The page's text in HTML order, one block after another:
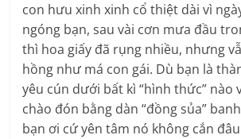
con hưu xinh xinh cổ thiệt dài vì
ngóng bạn, sau vài cơn mưa đầu
thì hoa giấy đã rụng nhiều, nhưng
hồng như má con gái. Dù bạn là
yêu cún dưới bất kì “hình thức” nào
chào đón bằng dàn “đồng sủa”
bạn ơi cứ yên tâm nó không cắn